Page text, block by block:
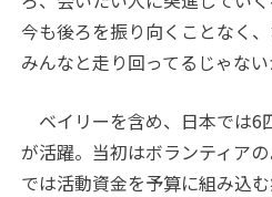
今も後ろを振り向くことなく
みんなと走り回ってるじゃない
ベイリーを含め、日本では6
が活躍。当初はボランティア
では活動資金を予算に組み込